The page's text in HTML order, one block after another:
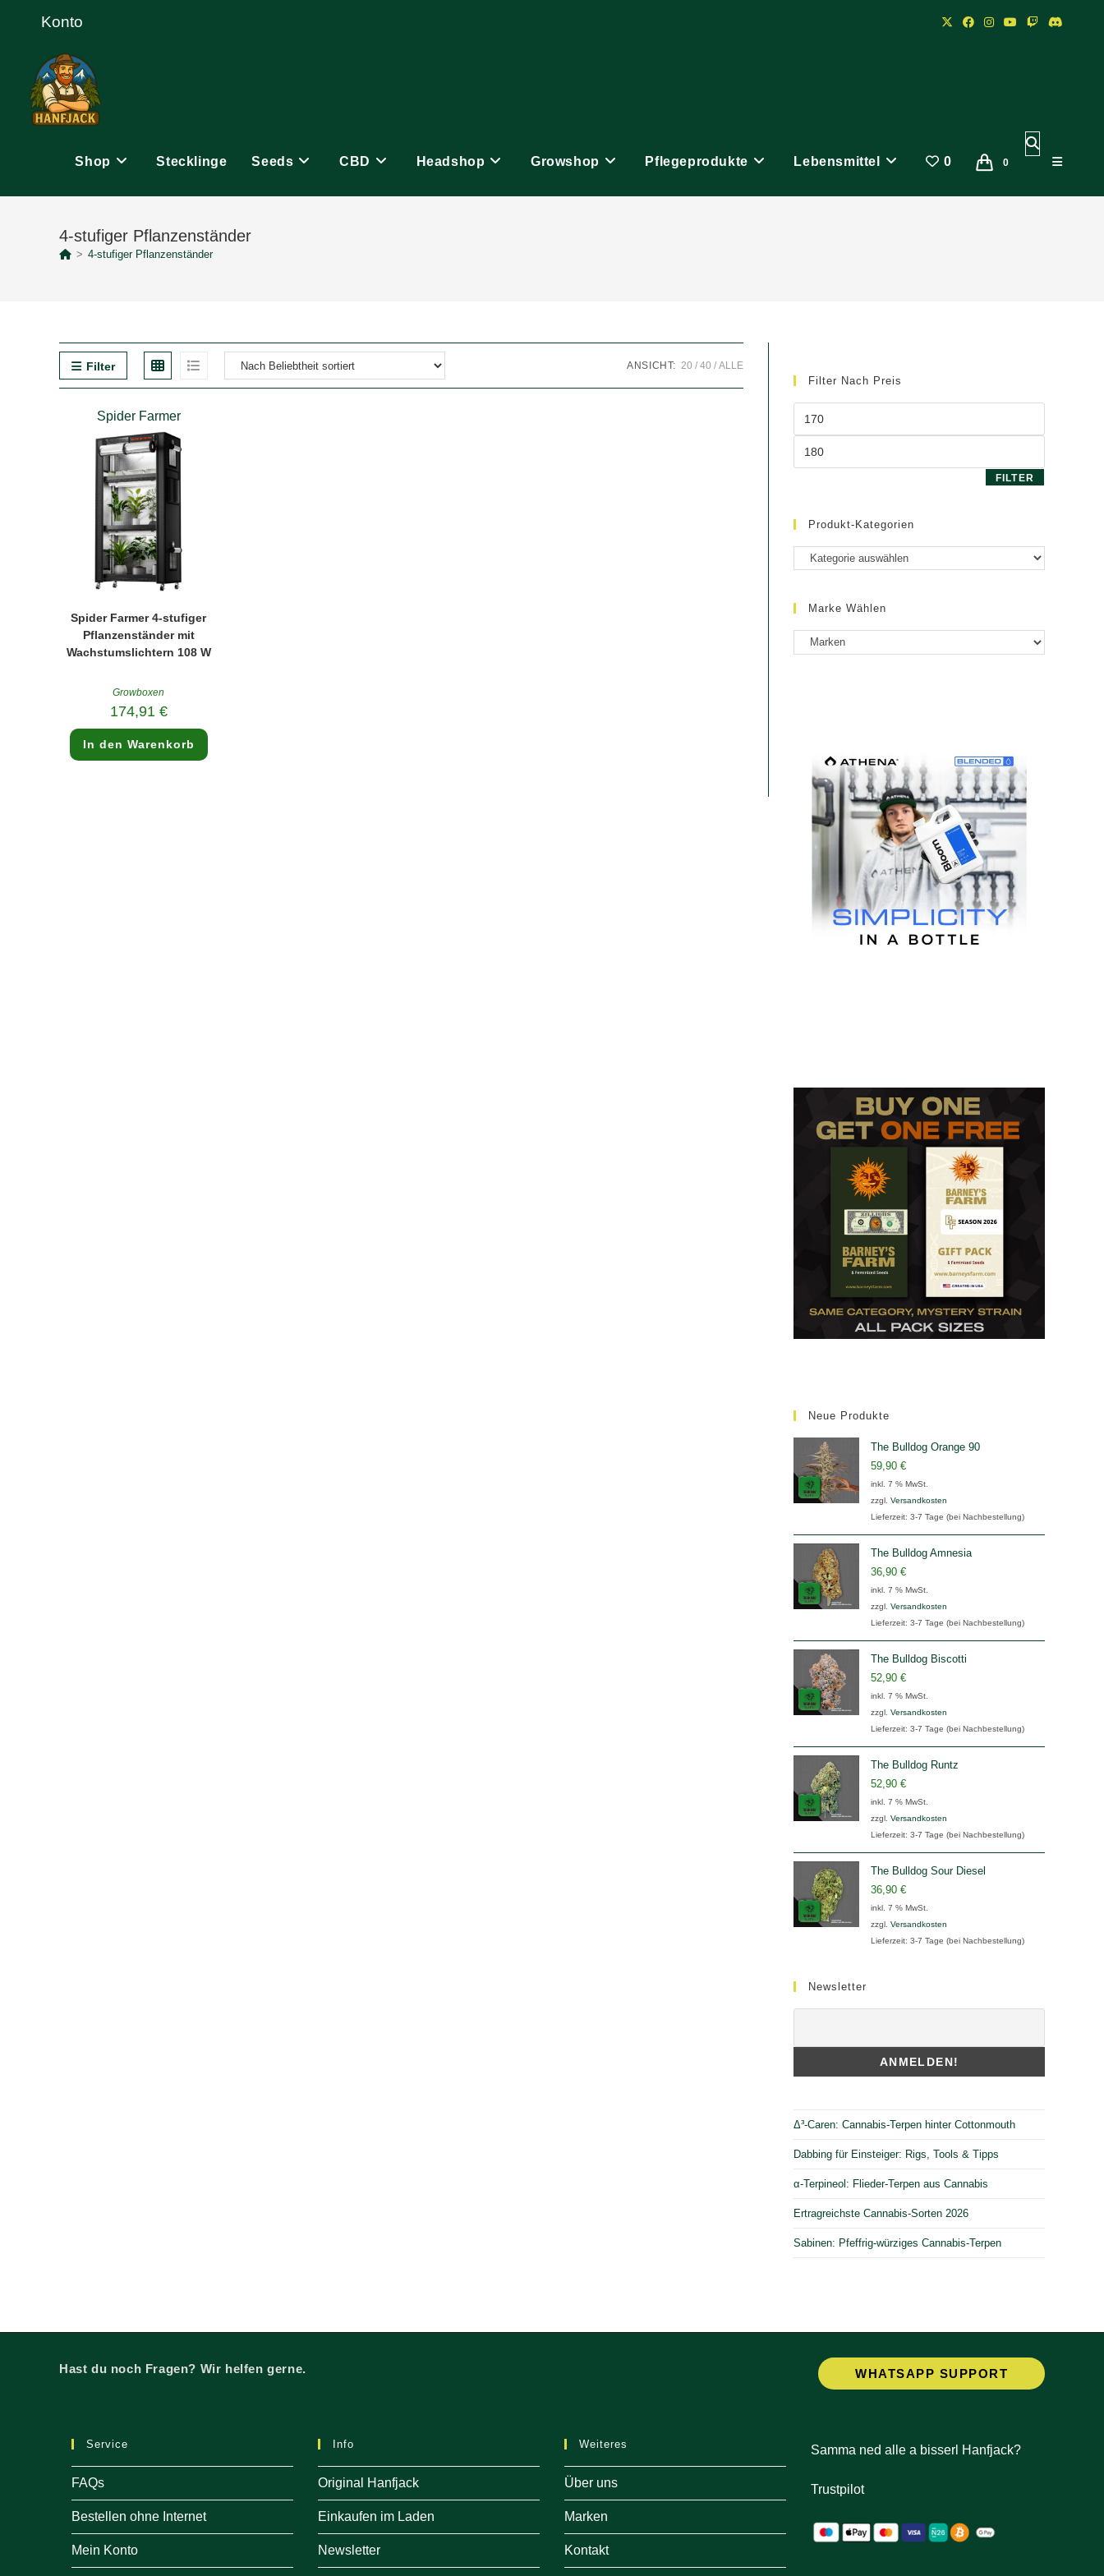
Konto
Shop Stecklinge Seeds CBD Headshop Growshop Pflegeprodukte Lebensmittel 0 0
Website-
Suche
4-stufiger Pflanzenständer
> 4-stufiger Pflanzenständer
Filter ANSICHT: 20 40 ALLE
Spider Farmer
Spider Farmer 4-stufiger
Pflanzenständer mit
Wachstumslichtern 108 W
Growboxen
174,91 €
In den Warenkorb
Filter Nach Preis
FILTER
Produkt-Kategorien
Marke Wählen
Neue Produkte
The Bulldog Orange 90
59,90 €
inkl. 7 % MwSt.
zzgl. Versandkosten
Lieferzeit: 3-7 Tage (bei Nachbestellung)
The Bulldog Amnesia
36,90 €
inkl. 7 % MwSt.
zzgl. Versandkosten
Lieferzeit: 3-7 Tage (bei Nachbestellung)
The Bulldog Biscotti
52,90 €
inkl. 7 % MwSt.
zzgl. Versandkosten
Lieferzeit: 3-7 Tage (bei Nachbestellung)
The Bulldog Runtz
52,90 €
inkl. 7 % MwSt.
zzgl. Versandkosten
Lieferzeit: 3-7 Tage (bei Nachbestellung)
The Bulldog Sour Diesel
36,90 €
inkl. 7 % MwSt.
zzgl. Versandkosten
Lieferzeit: 3-7 Tage (bei Nachbestellung)
Newsletter
Δ³-Caren: Cannabis-Terpen hinter Cottonmouth
Dabbing für Einsteiger: Rigs, Tools & Tipps
α-Terpineol: Flieder-Terpen aus Cannabis
Ertragreichste Cannabis-Sorten 2026
Sabinen: Pfeffrig-würziges Cannabis-Terpen
Hast du noch Fragen? Wir helfen gerne. WHATSAPP SUPPORT
Opens
Service
FAQs
Bestellen ohne Internet
Mein Konto
Info
Original Hanfjack
Einkaufen im Laden
Newsletter
Weiteres
Über uns
Marken
Kontakt
Samma ned alle a bisserl Hanfjack?
Trustpilot